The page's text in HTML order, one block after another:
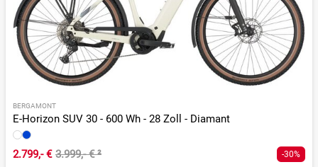
BERGAMONT
E-Horizon SUV 30 - 600 Wh - 28 Zoll - Diamant
2.799,- € 3.999,- €² -30%